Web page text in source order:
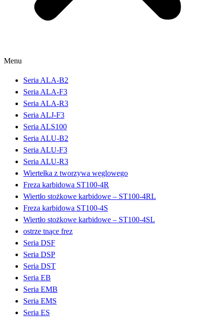
Menu
Seria ALA-B2
Seria ALA-F3
Seria ALA-R3
Seria ALJ-F3
Seria ALS100
Seria ALU-B2
Seria ALU-F3
Seria ALU-R3
Wiertełka z tworzywa węglowego
Freza karbidowa ST100-4R
Wiertło stożkowe karbidowe – ST100-4RL
Freza karbidowa ST100-4S
Wiertło stożkowe karbidowe – ST100-4SL
ostrze tnące frez
Seria DSF
Seria DSP
Seria DST
Seria EB
Seria EMB
Seria EMS
Seria ES